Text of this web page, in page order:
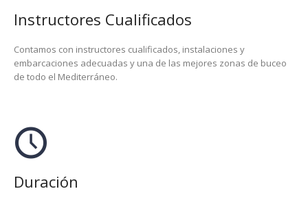
Instructores Cualificados
Contamos con instructores cualificados, instalaciones y
embarcaciones adecuadas y una de las mejores zonas de buceo
de todo el Mediterráneo.
Duración